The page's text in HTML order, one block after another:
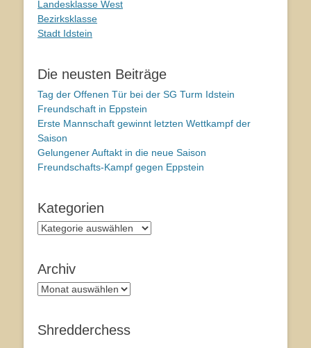
Landesklasse West
Bezirksklasse
Stadt Idstein
Die neusten Beiträge
Tag der Offenen Tür bei der SG Turm Idstein
Freundschaft in Eppstein
Erste Mannschaft gewinnt letzten Wettkampf der
Saison
Gelungener Auftakt in die neue Saison
Freundschafts-Kampf gegen Eppstein
Kategorien
Kategorien
Archiv
Archiv
Shredderchess